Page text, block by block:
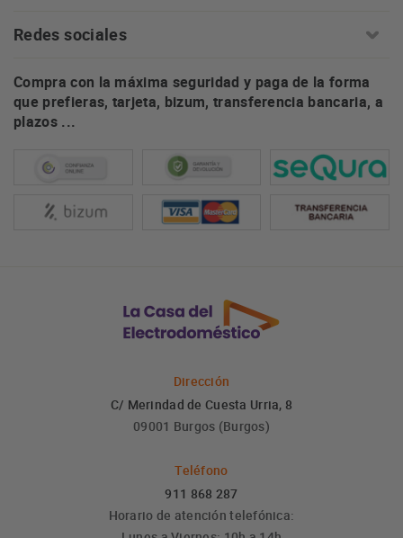
Redes sociales
Compra con la máxima seguridad y paga de la forma
que prefieras, tarjeta, bizum, transferencia bancaria, a
plazos ...
Dirección
C/ Merindad de Cuesta Urria, 8
09001 Burgos (Burgos)
Teléfono
911 868 287
Horario de atención telefónica: